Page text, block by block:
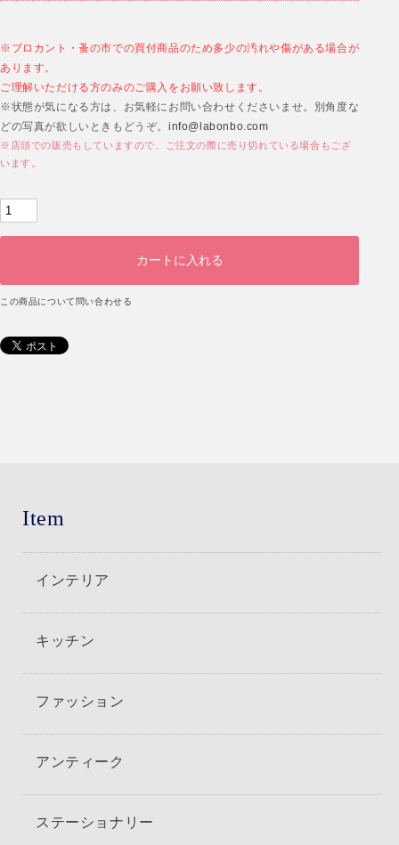
※ブロカント・蚤の市での買付商品のため多少の汚れや傷がある場合が
あります。
ご理解いただける方のみのご購入をお願い致します。
※状態が気になる方は、お気軽にお問い合わせくださいませ。別角度な
どの写真が欲しいときもどうぞ。 info@labonbo.com
※店頭での販売もしていますので、ご注文の際に売り切れている場合もござ
います。
この商品について問い合わせる
Item
インテリア
キッチン
ファッション
アンティーク
ステーショナリー